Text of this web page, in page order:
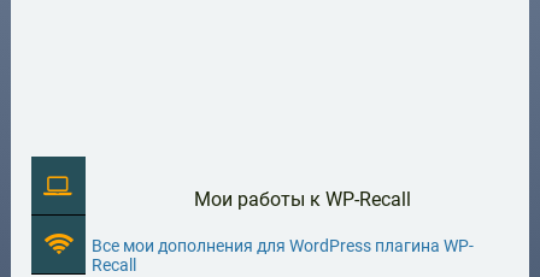
Мои работы к WP-Recall
Все мои дополнения для WordPress плагина WP-
Recall